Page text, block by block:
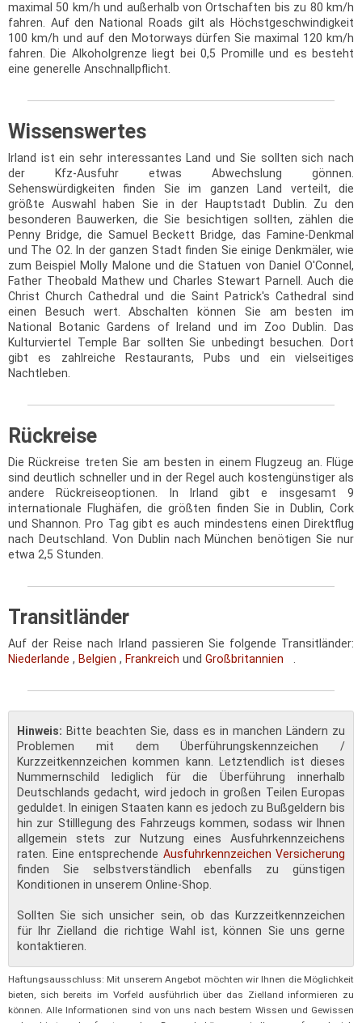
maximal 50 km/h und außerhalb von Ortschaften bis zu 80 km/h
fahren. Auf den National Roads gilt als Höchstgeschwindigkeit
100 km/h und auf den Motorways dürfen Sie maximal 120 km/h
fahren. Die Alkoholgrenze liegt bei 0,5 Promille und es besteht
eine generelle Anschnallpflicht.
Wissenswertes
Irland ist ein sehr interessantes Land und Sie sollten sich nach
der Kfz-Ausfuhr etwas Abwechslung gönnen.
Sehenswürdigkeiten finden Sie im ganzen Land verteilt, die
größte Auswahl haben Sie in der Hauptstadt Dublin. Zu den
besonderen Bauwerken, die Sie besichtigen sollten, zählen die
Penny Bridge, die Samuel Beckett Bridge, das Famine-Denkmal
und The O2. In der ganzen Stadt finden Sie einige Denkmäler, wie
zum Beispiel Molly Malone und die Statuen von Daniel O'Connel,
Father Theobald Mathew und Charles Stewart Parnell. Auch die
Christ Church Cathedral und die Saint Patrick's Cathedral sind
einen Besuch wert. Abschalten können Sie am besten im
National Botanic Gardens of Ireland und im Zoo Dublin. Das
Kulturviertel Temple Bar sollten Sie unbedingt besuchen. Dort
gibt es zahlreiche Restaurants, Pubs und ein vielseitiges
Nachtleben.
Rückreise
Die Rückreise treten Sie am besten in einem Flugzeug an. Flüge
sind deutlich schneller und in der Regel auch kostengünstiger als
andere Rückreiseoptionen. In Irland gibt e insgesamt 9
internationale Flughäfen, die größten finden Sie in Dublin, Cork
und Shannon. Pro Tag gibt es auch mindestens einen Direktflug
nach Deutschland. Von Dublin nach München benötigen Sie nur
etwa 2,5 Stunden.
Transitländer
Auf der Reise nach Irland passieren Sie folgende Transitländer:
Niederlande , Belgien , Frankreich und Großbritannien
Hinweis: Bitte beachten Sie, dass es in manchen Ländern zu
Problemen mit dem Überführungskennzeichen /
Kurzzeitkennzeichen kommen kann. Letztendlich ist dieses
Nummernschild lediglich für die Überführung innerhalb
Deutschlands gedacht, wird jedoch in großen Teilen Europas
geduldet. In einigen Staaten kann es jedoch zu Bußgeldern bis
hin zur Stilllegung des Fahrzeugs kommen, sodass wir Ihnen
allgemein stets zur Nutzung eines Ausfuhrkennzeichens
raten. Eine entsprechende Ausfuhrkennzeichen Versicherung
finden Sie selbstverständlich ebenfalls zu günstigen
Konditionen in unserem Online-Shop.
Sollten Sie sich unsicher sein, ob das Kurzzeitkennzeichen
für Ihr Zielland die richtige Wahl ist, können Sie uns gerne
kontaktieren.
Haftungsausschluss: Mit unserem Angebot möchten wir Ihnen die Möglichkeit
bieten, sich bereits im Vorfeld ausführlich über das Zielland informieren zu
können. Alle Informationen sind von uns nach bestem Wissen und Gewissen